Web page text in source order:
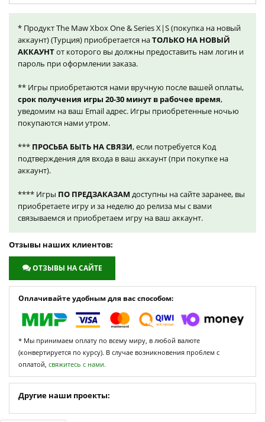
* Продукт The Maw Xbox One & Series X|S (покупка на новый
аккаунт) (Турция) приобретается наТОЛЬКО НА НОВЫЙ
АККАУНТот которого вы должны предоставить нам логин и
пароль при оформлении заказа.
** Игры приобретаются нами вручную после вашей оплаты,
срок получения игры 20-30 минут в рабочее время,
уведомим на ваш Email адрес. Игры приобретенные ночью
покупаются нами утром.
*** ПРОСЬБА БЫТЬ НА СВЯЗИ, если потребуется Код
подтверждения для входа в ваш аккаунт (при покупке на
аккаунт).
**** Игры ПО ПРЕДЗАКАЗАМ доступны на сайте заранее, вы
приобретаете игру и за неделю до релиза мы с вами
связываемся и приобретаем игру на ваш аккаунт.
Отзывы наших клиентов:
ОТЗЫВЫ НА САЙТЕ
Оплачивайте удобным для вас способом:
* Мы принимаем оплату по всему миру, в любой валюте
(конвертируется по курсу). В случае возникновения проблем с
оплатой, свяжитесь с нами.
Другие наши проекты: